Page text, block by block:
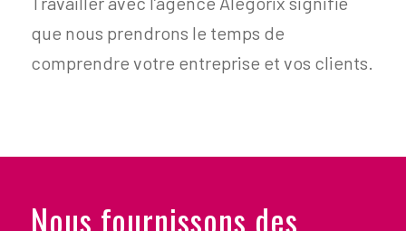
que nous prendrons le temps de
comprendre votre entreprise et vos clients.
Nous fournissons des